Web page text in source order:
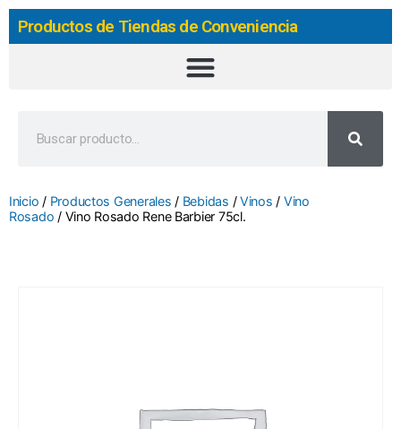
Productos de Tiendas de Conveniencia
Inicio / Productos Generales / Bebidas /Vinos / Vino
Rosado / Vino Rosado Rene Barbier 75cl.